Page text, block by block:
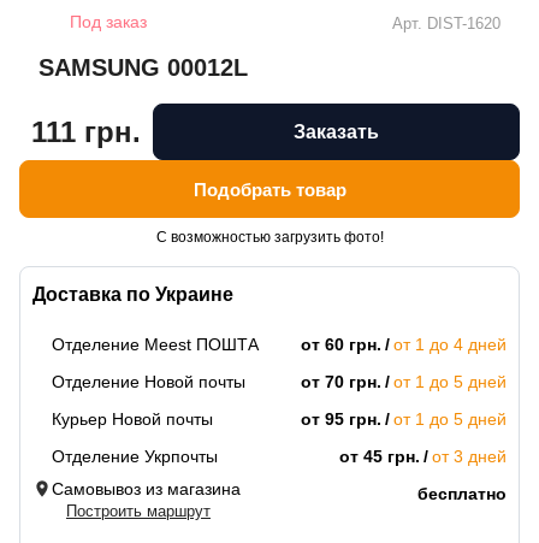
Под заказ Арт. DIST-1620
SAMSUNG 00012L
Доставка по Украине
Отделение Meest ПОШТА от 60 грн.
от 1 до 4 дней
Отделение Новой почты
от 70 грн.
от 1 до 5 дней
Курьер Новой почты
от 95 грн.
от 1 до 5 дней
Отделение Укрпочты
от 45 грн.
от 3 дней
Самовывоз из магазина
Построить маршрут
бесплатно
111 грн. Заказать
Подобрать товар
С возможностью загрузить фото!